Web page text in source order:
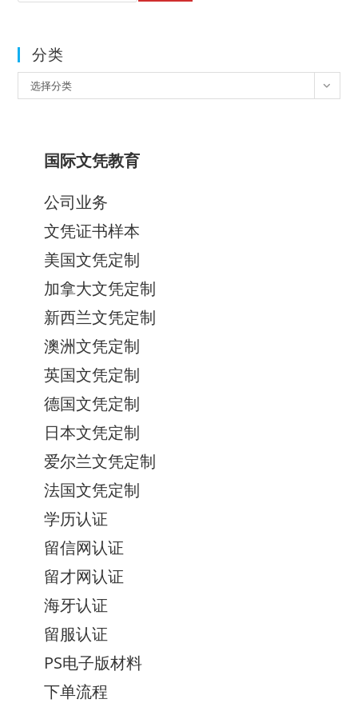
分类
类
选择分类
国际文凭教育
公司业务
文凭证书样本
美国文凭定制
加拿大文凭定制
新西兰文凭定制
澳洲文凭定制
英国文凭定制
德国文凭定制
日本文凭定制
爱尔兰文凭定制
法国文凭定制
学历认证
留信网认证
留才网认证
海牙认证
留服认证
PS电子版材料
下单流程